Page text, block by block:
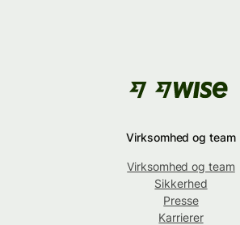
Virksomhed og team
Virksomhed og team
Sikkerhed
Presse
Karrierer